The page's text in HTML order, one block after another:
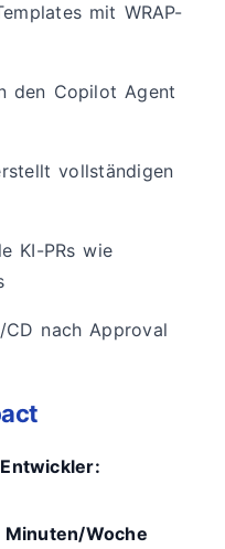
mit WRAP-
den Copilot Agent
vollständigen
KI-PRs wie
nach Approval
Woche